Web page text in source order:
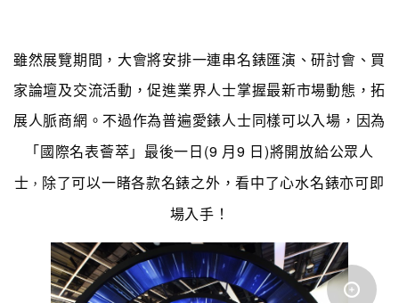
雖然展覽期間，大會將安排一連串名錶匯演、研討會、買
家論壇及交流活動，促進業界人士掌握最新市場動態，拓
展人脈商網。不過作為普遍愛錶人士同樣可以入場， 因為
「國際名表薈萃」最後一日(9 月9 日)將開放給公眾人
士 ， 除了可以一睹各款名錶之外，看中了心水名錶亦可即
場入手！